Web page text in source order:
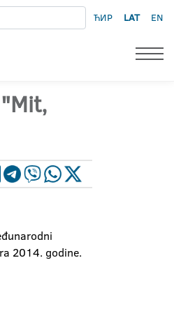
ЋИР LAT EN
2014. godine.